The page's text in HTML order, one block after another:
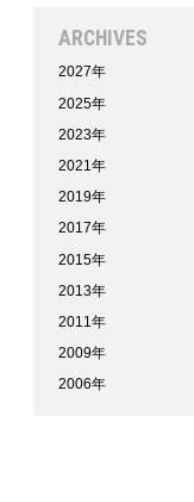
ARCHIVES
2027年
2025年
2023年
2021年
2019年
2017年
2015年
2013年
2011年
2009年
2006年